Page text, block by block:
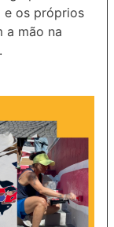
e os próprios
a mão na